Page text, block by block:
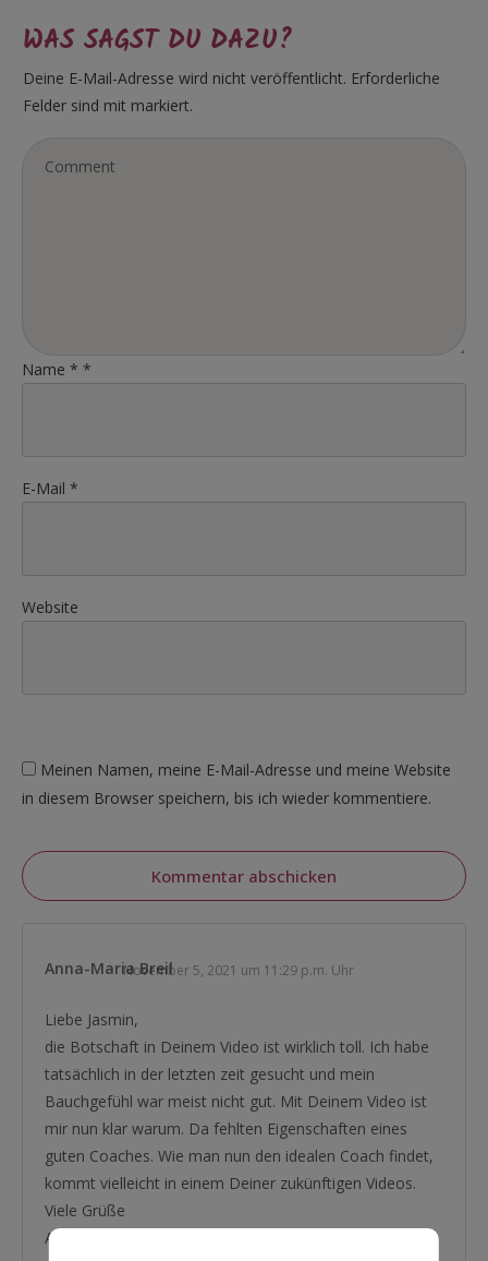
WAS SAGST DU DAZU?
Deine E-Mail-Adresse wird nicht veröffentlicht. Erforderliche
Felder sind mit markiert.
Name * *
E-Mail *
Website
Meinen Namen, meine E-Mail-Adresse und meine Website
in diesem Browser speichern, bis ich wieder kommentiere.
Kommentar abschicken
Anna-Maria BreilNovember 5, 2021 um 11:29 p.m. Uhr
Liebe Jasmin,
die Botschaft in Deinem Video ist wirklich toll. Ich habe
tatsächlich in der letzten zeit gesucht und mein
Bauchgefühl war meist nicht gut. Mit Deinem Video ist
mir nun klar warum. Da fehlten Eigenschaften eines
guten Coaches. Wie man nun den idealen Coach findet,
kommt vielleicht in einem Deiner zukünftigen Videos.
Viele Grüße
Anna